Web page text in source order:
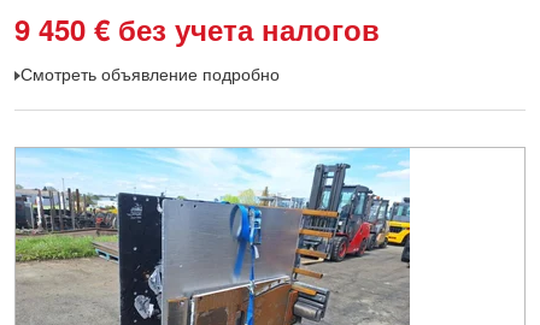
9 450 € без учета налогов
Смотреть объявление подробно